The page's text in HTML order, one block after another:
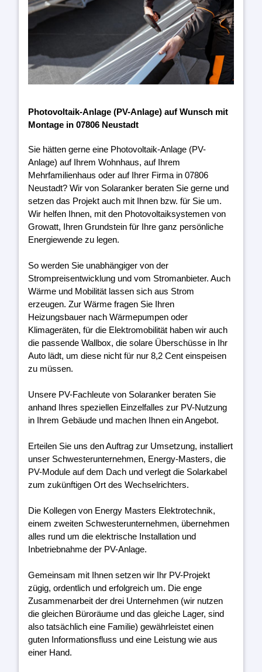
Photovoltaik-Anlage (PV-Anlage) auf Wunsch mit
Montage in 07806 Neustadt
Sie hätten gerne eine Photovoltaik-Anlage (PV-
Anlage) auf Ihrem Wohnhaus, auf Ihrem
Mehrfamilienhaus oder auf Ihrer Firma in 07806
Neustadt? Wir von Solaranker beraten Sie gerne und
setzen das Projekt auch mit Ihnen bzw. für Sie um.
Wir helfen Ihnen, mit den Photovoltaiksystemen von
Growatt, Ihren Grundstein für Ihre ganz persönliche
Energiewende zu legen.
So werden Sie unabhängiger von der
Strompreisentwicklung und vom Stromanbieter. Auch
Wärme und Mobilität lassen sich aus Strom
erzeugen. Zur Wärme fragen Sie Ihren
Heizungsbauer nach Wärmepumpen oder
Klimageräten, für die Elektromobilität haben wir auch
die passende Wallbox, die solare Überschüsse in Ihr
Auto lädt, um diese nicht für nur 8,2 Cent einspeisen
zu müssen.
Unsere PV-Fachleute von Solaranker beraten Sie
anhand Ihres speziellen Einzelfalles zur PV-Nutzung
in Ihrem Gebäude und machen Ihnen ein Angebot.
Erteilen Sie uns den Auftrag zur Umsetzung, installiert
unser Schwesterunternehmen, Energy-Masters, die
PV-Module auf dem Dach und verlegt die Solarkabel
zum zukünftigen Ort des Wechselrichters.
Die Kollegen von Energy Masters Elektrotechnik,
einem zweiten Schwesterunternehmen, übernehmen
alles rund um die elektrische Installation und
Inbetriebnahme der PV-Anlage.
Gemeinsam mit Ihnen setzen wir Ihr PV-Projekt
zügig, ordentlich und erfolgreich um. Die enge
Zusammenarbeit der drei Unternehmen (wir nutzen
die gleichen Büroräume und das gleiche Lager, sind
also tatsächlich eine Familie) gewährleistet einen
guten Informationsfluss und eine Leistung wie aus
einer Hand.